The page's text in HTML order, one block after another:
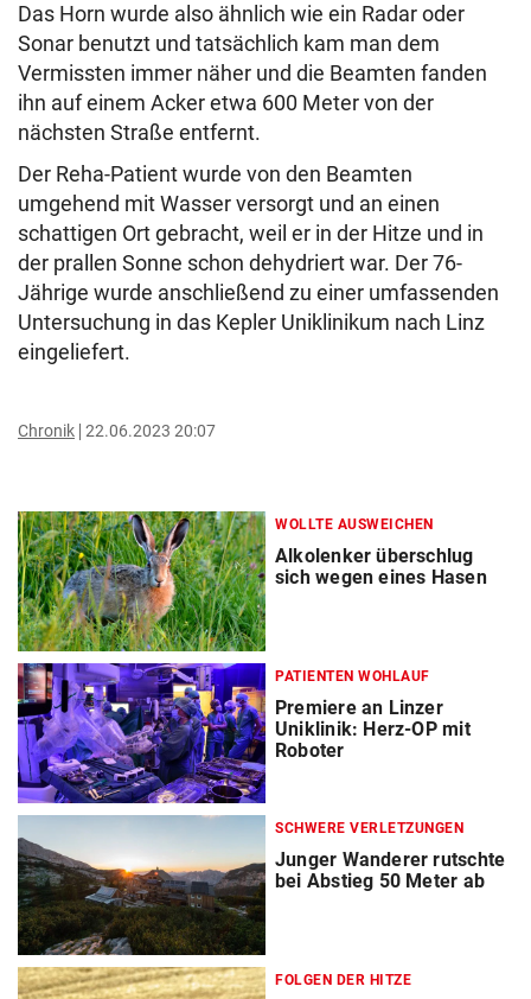
Das Horn wurde also ähnlich wie ein Radar oder
Sonar benutzt und tatsächlich kam man dem
Vermissten immer näher und die Beamten fanden
ihn auf einem Acker etwa 600 Meter von der
nächsten Straße entfernt.
Der Reha-Patient wurde von den Beamten
umgehend mit Wasser versorgt und an einen
schattigen Ort gebracht, weil er in der Hitze und in
der prallen Sonne schon dehydriert war. Der 76-
Jährige wurde anschließend zu einer umfassenden
Untersuchung in das Kepler Uniklinikum nach Linz
eingeliefert.
Chronik 22.06.2023 20:07
WOLLTE AUSWEICHEN
Alkolenker überschlug
sich wegen eines Hasen
PATIENTEN WOHLAUF
Premiere an Linzer
Uniklinik: Herz-OP mit
Roboter
SCHWERE VERLETZUNGEN
Junger Wanderer rutschte
bei Abstieg 50 Meter ab
FOLGEN DER HITZE